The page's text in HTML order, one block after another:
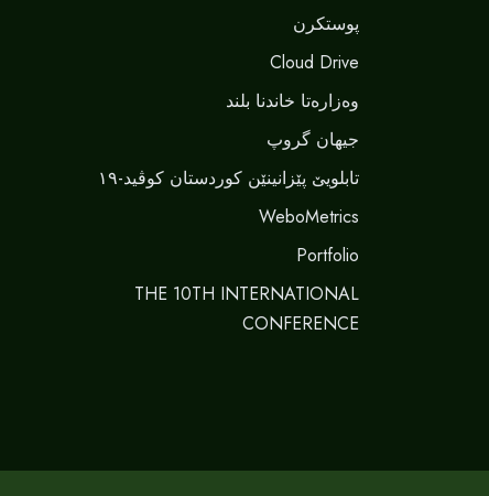
پوستکرن
Cloud Drive
وەزارەتا خاندنا بلند
جیهان گروپ
تابلویێ پێزانینێن کوردستان کوڤید-١٩
WeboMetrics
Portfolio
THE 10TH INTERNATIONAL
CONFERENCE